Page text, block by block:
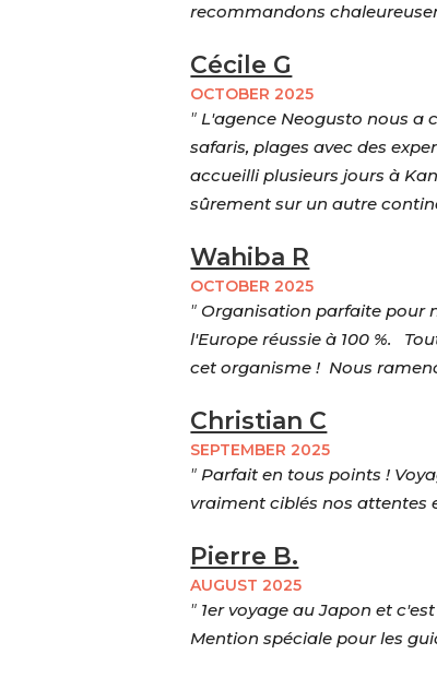
recommandons
Cécile G
OCTOBER 2025
"L'agence Neogusto nous a
safaris, plages avec des
accueilli plusieurs jours à
sûrement sur un autre
Wahiba R
OCTOBER 2025
" Organisation parfaite pour
l'Europe réussie à 100 %.
cet organisme ! Nous
Christian C
SEPTEMBER 2025
"Parfait en tous points !
vraiment ciblés nos attentes
Pierre B.
AUGUST 2025
" 1er voyage au Japon et
Mention spéciale pour les